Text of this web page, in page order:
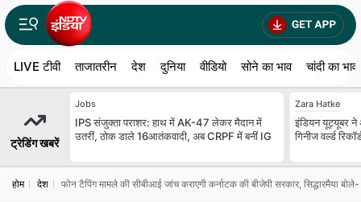
LIVE टीवी ताजातरीन देश दुनिया वीडियो सोने का भाव चांदी का भाव
ट्रेडिंग खबरें
Jobs
IPS संजुक्ता पराशर: हाथ में AK-47 लेकर मैदान में
उतरीं, ठोक डाले 16आतंकवादी, अब CRPF में बनीं IG
Zara Hatke
इंडियन यूट्यूबर ने
गिनीज वर्ल्ड
होम देश फोन टैपिंग मामले की सीबीआई जांच कराएगी कर्नाटक की बीजेपी सरकार, सिद्धारमैया